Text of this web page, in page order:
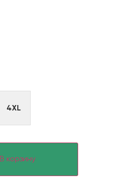
4XL
В корзину